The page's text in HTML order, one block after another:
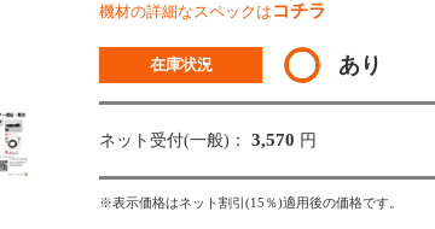
機材の詳細なスペックは コチラ
在庫状況 あり
ネット受付(一般)： 3,570 円
※表示価格はネット割引(15％)適用後の価格です。